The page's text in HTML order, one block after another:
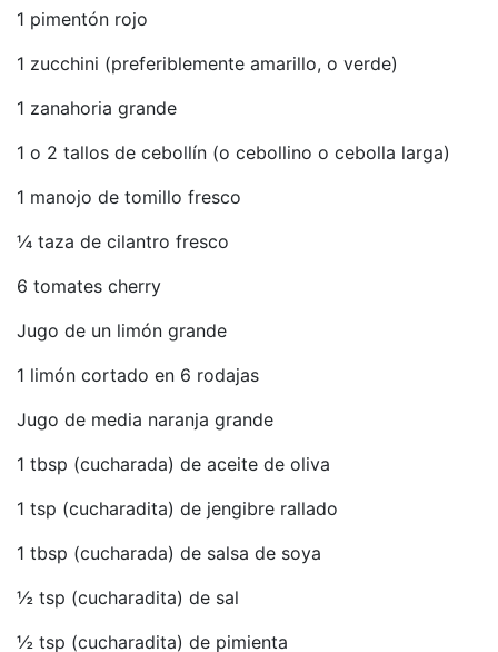
1 pimentón rojo
1 zucchini (preferiblemente amarillo, o verde)
1 zanahoria grande
1 o 2 tallos de cebollín (o cebollino o cebolla larga)
1 manojo de tomillo fresco
¼ taza de cilantro fresco
6 tomates cherry
Jugo de un limón grande
1 limón cortado en 6 rodajas
Jugo de media naranja grande
1 tbsp (cucharada) de aceite de oliva
1 tsp (cucharadita) de jengibre rallado
1 tbsp (cucharada) de salsa de soya
½ tsp (cucharadita) de sal
½ tsp (cucharadita) de pimienta